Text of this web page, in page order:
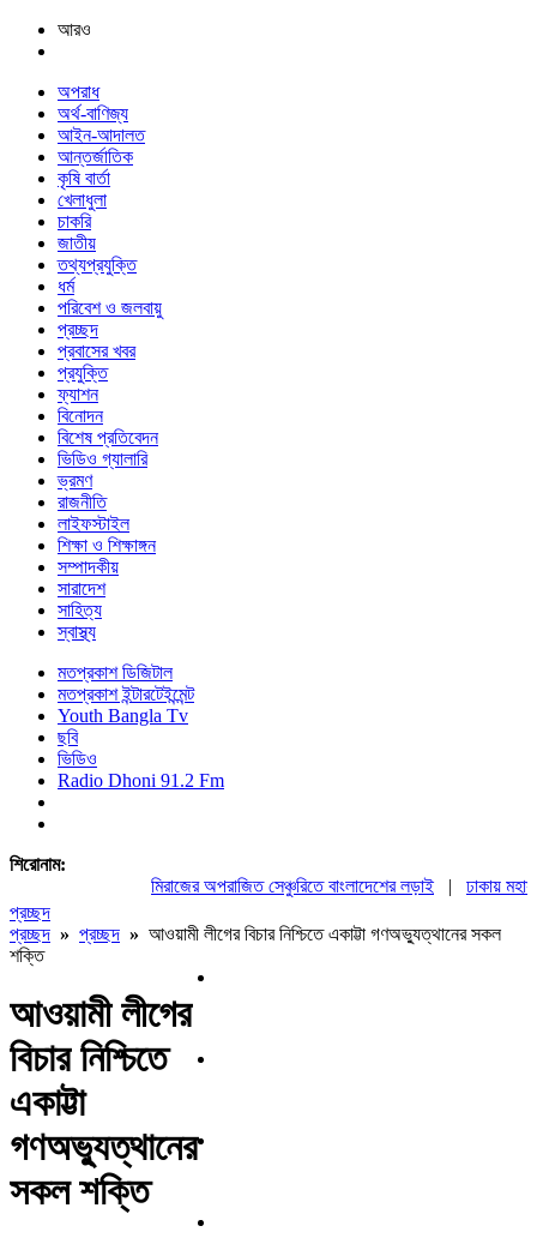
আরও
অপরাধ
অর্থ-বাণিজ্য
আইন-আদালত
আন্তর্জাতিক
কৃষি বার্তা
খেলাধুলা
চাকরি
জাতীয়
তথ্যপ্রযুক্তি
ধর্ম
পরিবেশ ও জলবায়ু
প্রচ্ছদ
প্রবাসের খবর
প্রযুক্তি
ফ্যাশন
বিনোদন
বিশেষ প্রতিবেদন
ভিডিও গ্যালারি
ভ্রমণ
রাজনীতি
লাইফস্টাইল
শিক্ষা ও শিক্ষাঙ্গন
সম্পাদকীয়
সারাদেশ
সাহিত্য
স্বাস্থ্য
মতপ্রকাশ ডিজিটাল
মতপ্রকাশ ইন্টারটেইন্মেন্ট
Youth Bangla Tv
ছবি
ভিডিও
Radio Dhoni 91.2 Fm
শিরোনাম:
মিরাজের অপরাজিত সেঞ্চুরিতে বাংলাদেশের লড়াই|
ঢাকায়
প্রচ্ছদ
প্রচ্ছদ » প্রচ্ছদ » আওয়ামী লীগের বিচার নিশ্চিতে একাট্টা গণঅভ্যুত্থানের সকল
শক্তি
আওয়ামী লীগের
বিচার নিশ্চিতে
একাট্টা
গণঅভ্যুত্থানের
সকল শক্তি